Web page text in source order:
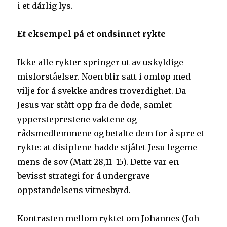
i et dårlig lys.
Et eksempel på et ondsinnet rykte
Ikke alle rykter springer ut av uskyldige
misforståelser. Noen blir satt i omløp med
vilje for å svekke andres troverdighet. Da
Jesus var stått opp fra de døde, samlet
yppersteprestene vaktene og
rådsmedlemmene og betalte dem for å spre et
rykte: at disiplene hadde stjålet Jesu legeme
mens de sov (Matt 28,11–15). Dette var en
bevisst strategi for å undergrave
oppstandelsens vitnesbyrd.
Kontrasten mellom ryktet om Johannes (Joh